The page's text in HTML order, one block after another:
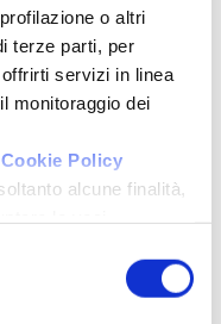
o altri
terze parti, per
servizi in linea
monitoraggio dei
Cookie Policy
alcune finalità,
comando
la navigazione del
un servizio di alta